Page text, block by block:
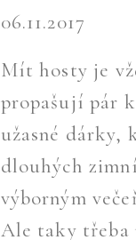
06.11.2017
Mít hosty je
propašují pár
užasné dárky,
dlouhých
výborným
Ale taky třeba